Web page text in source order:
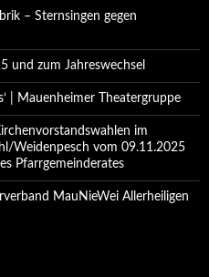
– Sternsingen gegen
und zum Jahreswechsel
| Mauenheimer Theatergruppe
im
Weidenpesch vom 09.11.2025
Pfarrgemeinderates
MauNieWei Allerheiligen